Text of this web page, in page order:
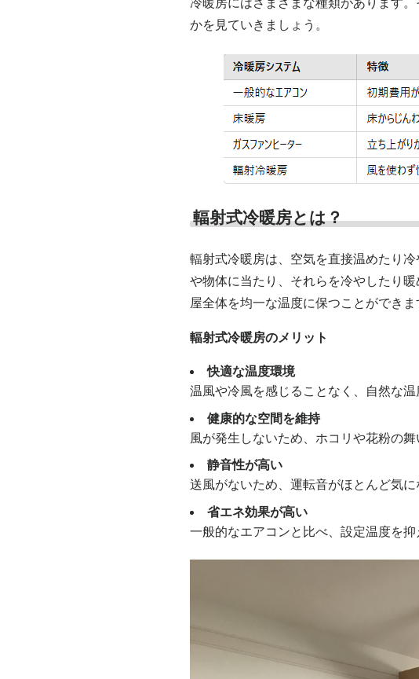
かを見ていきましょう。
輻射式冷暖房とは？
輻射式冷暖房は、空気を直接温めたり
や物体に当たり、それらを冷やしたり
屋全体を均一な温度に保つことができま
輻射式冷暖房のメリット
快適な温度環境
温風や冷風を感じることなく、自然な温
健康的な空間を維持
風が発生しないため、ホコリや花粉の
静音性が高い
送風がないため、運転音がほとんど気
省エネ効果が高い
一般的なエアコンと比べ、設定温度を